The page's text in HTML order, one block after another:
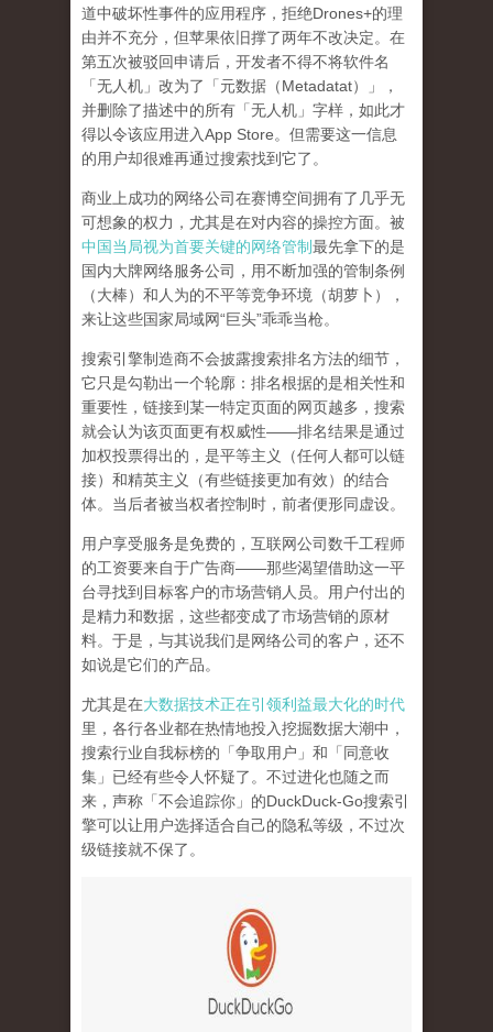
道中破坏性事件的应用程序，拒绝Drones+的理
由并不充分，但苹果依旧撑了两年不改决定。在
第五次被驳回申请后，开发者不得不将软件名
「无人机」改为了「元数据（Metadatat）」，
并删除了描述中的所有「无人机」字样，如此才
得以令该应用进入App Store。但需要这一信息
的用户却很难再通过搜索找到它了。
商业上成功的网络公司在赛博空间拥有了几乎无
可想象的权力，尤其是在对内容的操控方面。被
中国当局视为首要关键的网络管制最先拿下的是
国内大牌网络服务公司 ，用不断加强的管制条例
（大棒）和人为的不平等竞争环境（胡萝卜），
来让这些国家局域网“巨头”乖乖当枪。
搜索引擎制造商不会披露搜索排名方法的细节，
它只是勾勒出一个轮廓：排名根据的是相关性和
重要性，链接到某一特定页面的网页越多，搜索
就会认为该页面更有权威性——排名结果是通过
加权投票得出的，是平等主义（任何人都可以链
接）和精英主义（有些链接更加有效）的结合
体。 当后者被当权者控制时，前者便形同虚设。
用户享受服务是免费的，互联网公司数千工程师
的工资要来自于广告商——那些渴望借助这一平
台寻找到目标客户的市场营销人员。用户付出的
是精力和数据，这些都变成了市场营销的原材
料。于是， 与其说我们是网络公司的客户，还不
如说是它们的产品。
尤其是在大数据技术正在引领利益最大化的时代
里，各行各业都在热情地投入挖掘数据大潮中，
搜索行业自我标榜的「争取用户」和「同意收
集」已经有些令人怀疑了。不过进化也随之而
来，声称「不会追踪你」的DuckDuck-Go搜索引
擎可以让用户选择适合自己的隐私等级，不过次
级链接就不保了。